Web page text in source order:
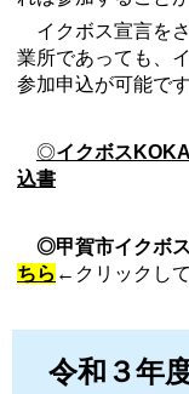
イクボス宣言を
業所であっても、
参加申込が可能です
◎イクボス
込書
◎甲賀市イクボス
ちら ←クリックし
令和３年